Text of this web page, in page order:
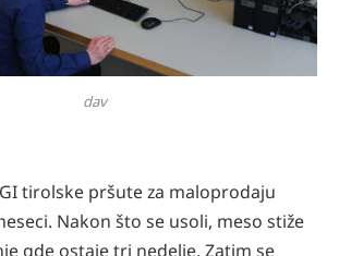
dav
tirolske pršute za maloprodaju
Nakon što se usoli, meso stiže
gde ostaje tri nedelje. Zatim se